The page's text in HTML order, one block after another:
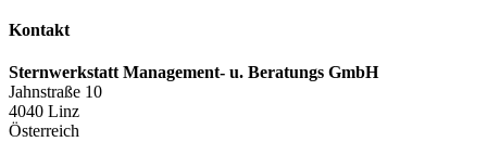
Kontakt
Sternwerkstatt Management- u. Beratungs GmbH
Jahnstraße 10
4040 Linz
Österreich